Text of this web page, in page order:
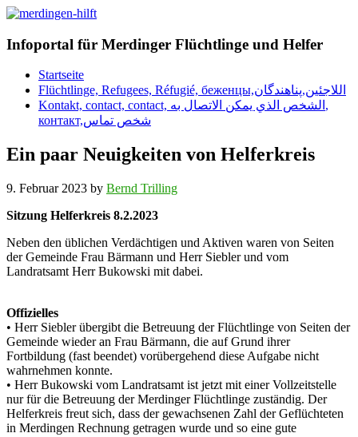
Infoportal für Merdinger Flüchtlinge und Helfer
Startseite
Flüchtlinge, Refugees, Réfugié, беженцы,اللاجئين,پناهندگان
Kontakt, contact, contact, الشخص الذي يمكن الاتصال به,
контакт,شخص تماس
Ein paar Neuigkeiten von Helferkreis
9. Februar 2023 by Bernd Trilling
Sitzung Helferkreis 8.2.2023
Neben den üblichen Verdächtigen und Aktiven waren von Seiten
der Gemeinde Frau Bärmann und Herr Siebler und vom
Landratsamt Herr Bukowski mit dabei.
Offizielles
• Herr Siebler übergibt die Betreuung der Flüchtlinge von Seiten der
Gemeinde wieder an Frau Bärmann, die auf Grund ihrer
Fortbildung (fast beendet) vorübergehend diese Aufgabe nicht
wahrnehmen konnte.
• Herr Bukowski vom Landratsamt ist jetzt mit einer Vollzeitstelle
nur für die Betreuung der Merdinger Flüchtlinge zuständig. Der
Helferkreis freut sich, dass der gewachsenen Zahl der Geflüchteten
in Merdingen Rechnung getragen wurde und so eine gute